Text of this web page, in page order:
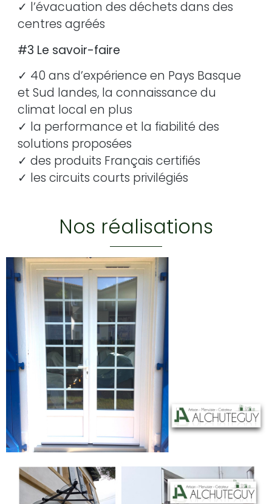
✓ l’évacuation des déchets dans des
centres agréés
#3 Le savoir-faire
✓ 40 ans d’expérience en Pays Basque
et Sud landes, la connaissance du
climat local en plus
✓ la performance et la fiabilité des
solutions proposées
✓ des produits Français certifiés
✓ les circuits courts privilégiés
Nos réalisations